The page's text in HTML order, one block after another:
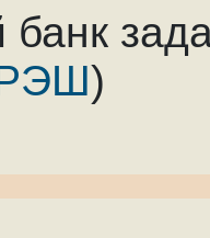
)